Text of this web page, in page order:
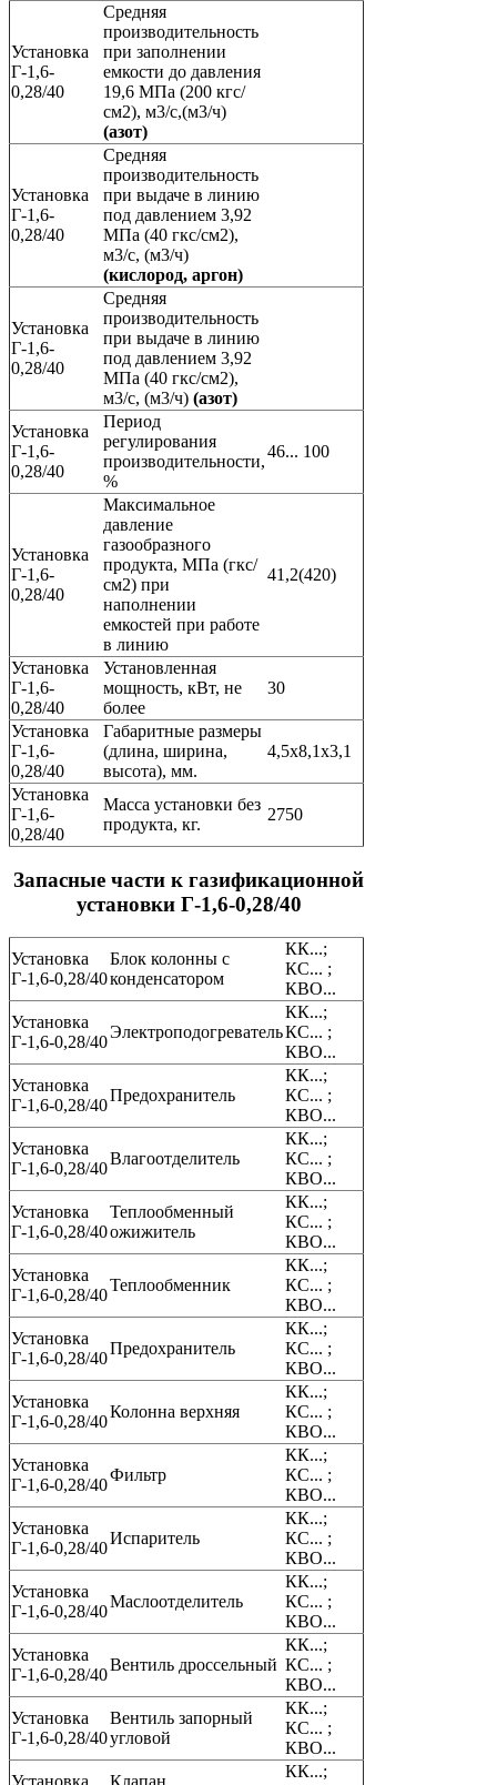
Установка
Г-1,6-
0,28/40
Средняя
производительность
при заполнении
емкости до давления
19,6 МПа (200 кгс/
см2), м3/с,(м3/ч)
(азот)
Установка
Г-1,6-
0,28/40
Средняя
производительность
при выдаче в линию
под давлением 3,92
МПа (40 гкс/см2),
м3/с, (м3/ч)
(кислород, аргон)
Установка
Г-1,6-
0,28/40
Средняя
производительность
при выдаче в линию
под давлением 3,92
МПа (40 гкс/см2),
м3/с, (м3/ч) (азот)
Установка
Г-1,6-
0,28/40
Период
регулирования
производительности,
%
46... 100
Установка
Г-1,6-
0,28/40
Максимальное
давление
газообразного
продукта, МПа (гкс/
см2) при
наполнении
емкостей при работе
в линию
41,2(420)
Установка
Г-1,6-
0,28/40
Установленная
мощность, кВт, не
более
30
Установка
Г-1,6-
0,28/40
Габаритные размеры
(длина, ширина,
высота), мм.
4,5х8,1х3,1
Установка
Г-1,6-
0,28/40
Масса установки без
продукта, кг.
2750
Запасные части к газификационной
установки Г-1,6-0,28/40
Установка
Г-1,6-0,28/40
Блок колонны с
конденсатором
КК...;
КС... ;
КВО...
Установка
Г-1,6-0,28/40
Электроподогреватель
КК...;
КС... ;
КВО...
Установка
Г-1,6-0,28/40
Предохранитель
КК...;
КС... ;
КВО...
Установка
Г-1,6-0,28/40
Влагоотделитель
КК...;
КС... ;
КВО...
Установка
Г-1,6-0,28/40
Теплообменный
ожижитель
КК...;
КС... ;
КВО...
Установка
Г-1,6-0,28/40
Теплообменник
КК...;
КС... ;
КВО...
Установка
Г-1,6-0,28/40
Предохранитель
КК...;
КС... ;
КВО...
Установка
Г-1,6-0,28/40
Колонна верхняя
КК...;
КС... ;
КВО...
Установка
Г-1,6-0,28/40
Фильтр
КК...;
КС... ;
КВО...
Установка
Г-1,6-0,28/40
Испаритель
КК...;
КС... ;
КВО...
Установка
Г-1,6-0,28/40
Маслоотделитель
КК...;
КС... ;
КВО...
Установка
Г-1,6-0,28/40
Вентиль дроссельный
КК...;
КС... ;
КВО...
Установка
Г-1,6-0,28/40
Вентиль запорный
угловой
КК...;
КС... ;
КВО...
КК...;